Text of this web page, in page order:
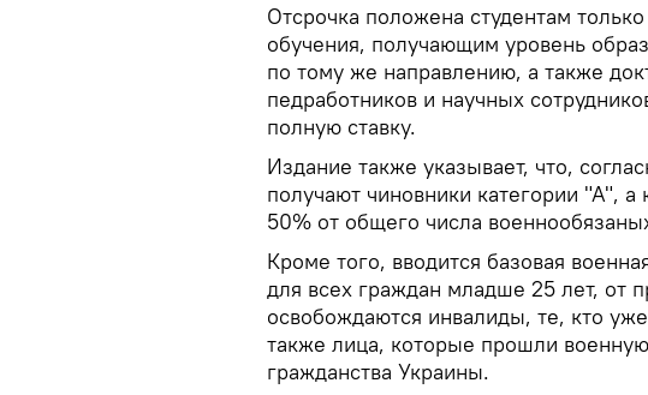
Отсрочка положена студентам
обучения, получающим уровень
по тому же направлению, а также
педработников и научных
полную ставку.
Издание также указывает, что,
получают чиновники категории "А",
50% от общего числа
Кроме того, вводится базовая
для всех граждан младше 25 лет, от
освобождаются инвалиды, те, кто
также лица, которые прошли
гражданства Украины.